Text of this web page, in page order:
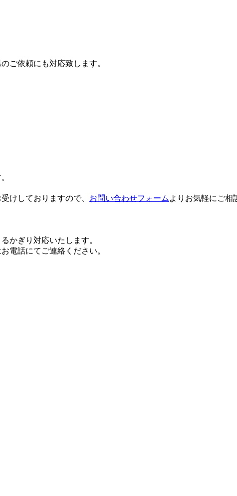
ご依頼にも対応致します。
けしておりますので、 お問い合わせフォーム よりお気軽にご相
かぎり対応いたします。
電話にてご連絡ください。